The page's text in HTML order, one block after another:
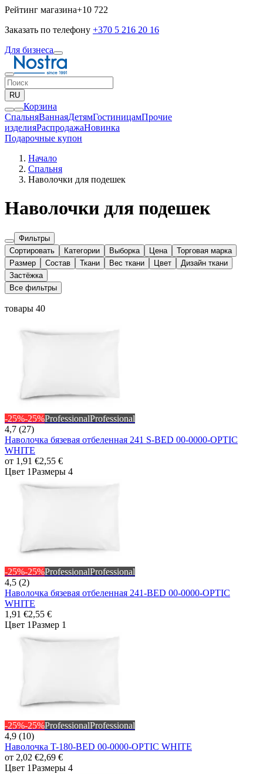
Рейтинг магазина+10 722
Заказать по телефону +370 5 216 20 16
Для бизнеса
RU
Корзина
СпальняВаннаяДетямГостиницамПрочие
изделияPаспродажаНовинка
Подарочные купон
Начало
Спальня
Наволочки для подешек
Наволочки для подешек
Фильтры
Сортировать
Категории Выборка Цена
Торговая марка
Размер
Состав Ткани Вес ткани Цвет
Дизайн ткани
Застёжка
Все фильтры
товары 40
-25%-25%ProfessionalProfessional
4,7 (27)
Наволочка бязевая отбеленная 241 S-BED 00-0000-OPTIC
WHITE
от 1,91 €2,55 €
Цвет 1Размеры 4
-25%-25%ProfessionalProfessional
4,5 (2)
Наволочка бязевая отбеленная 241-BED 00-0000-OPTIC
WHITE
1,91 €2,55 €
Цвет 1Размер 1
-25%-25%ProfessionalProfessional
4,9 (10)
Наволочка T-180-BED 00-0000-OPTIC WHITE
от 2,02 €2,69 €
Цвет 1Размеры 4